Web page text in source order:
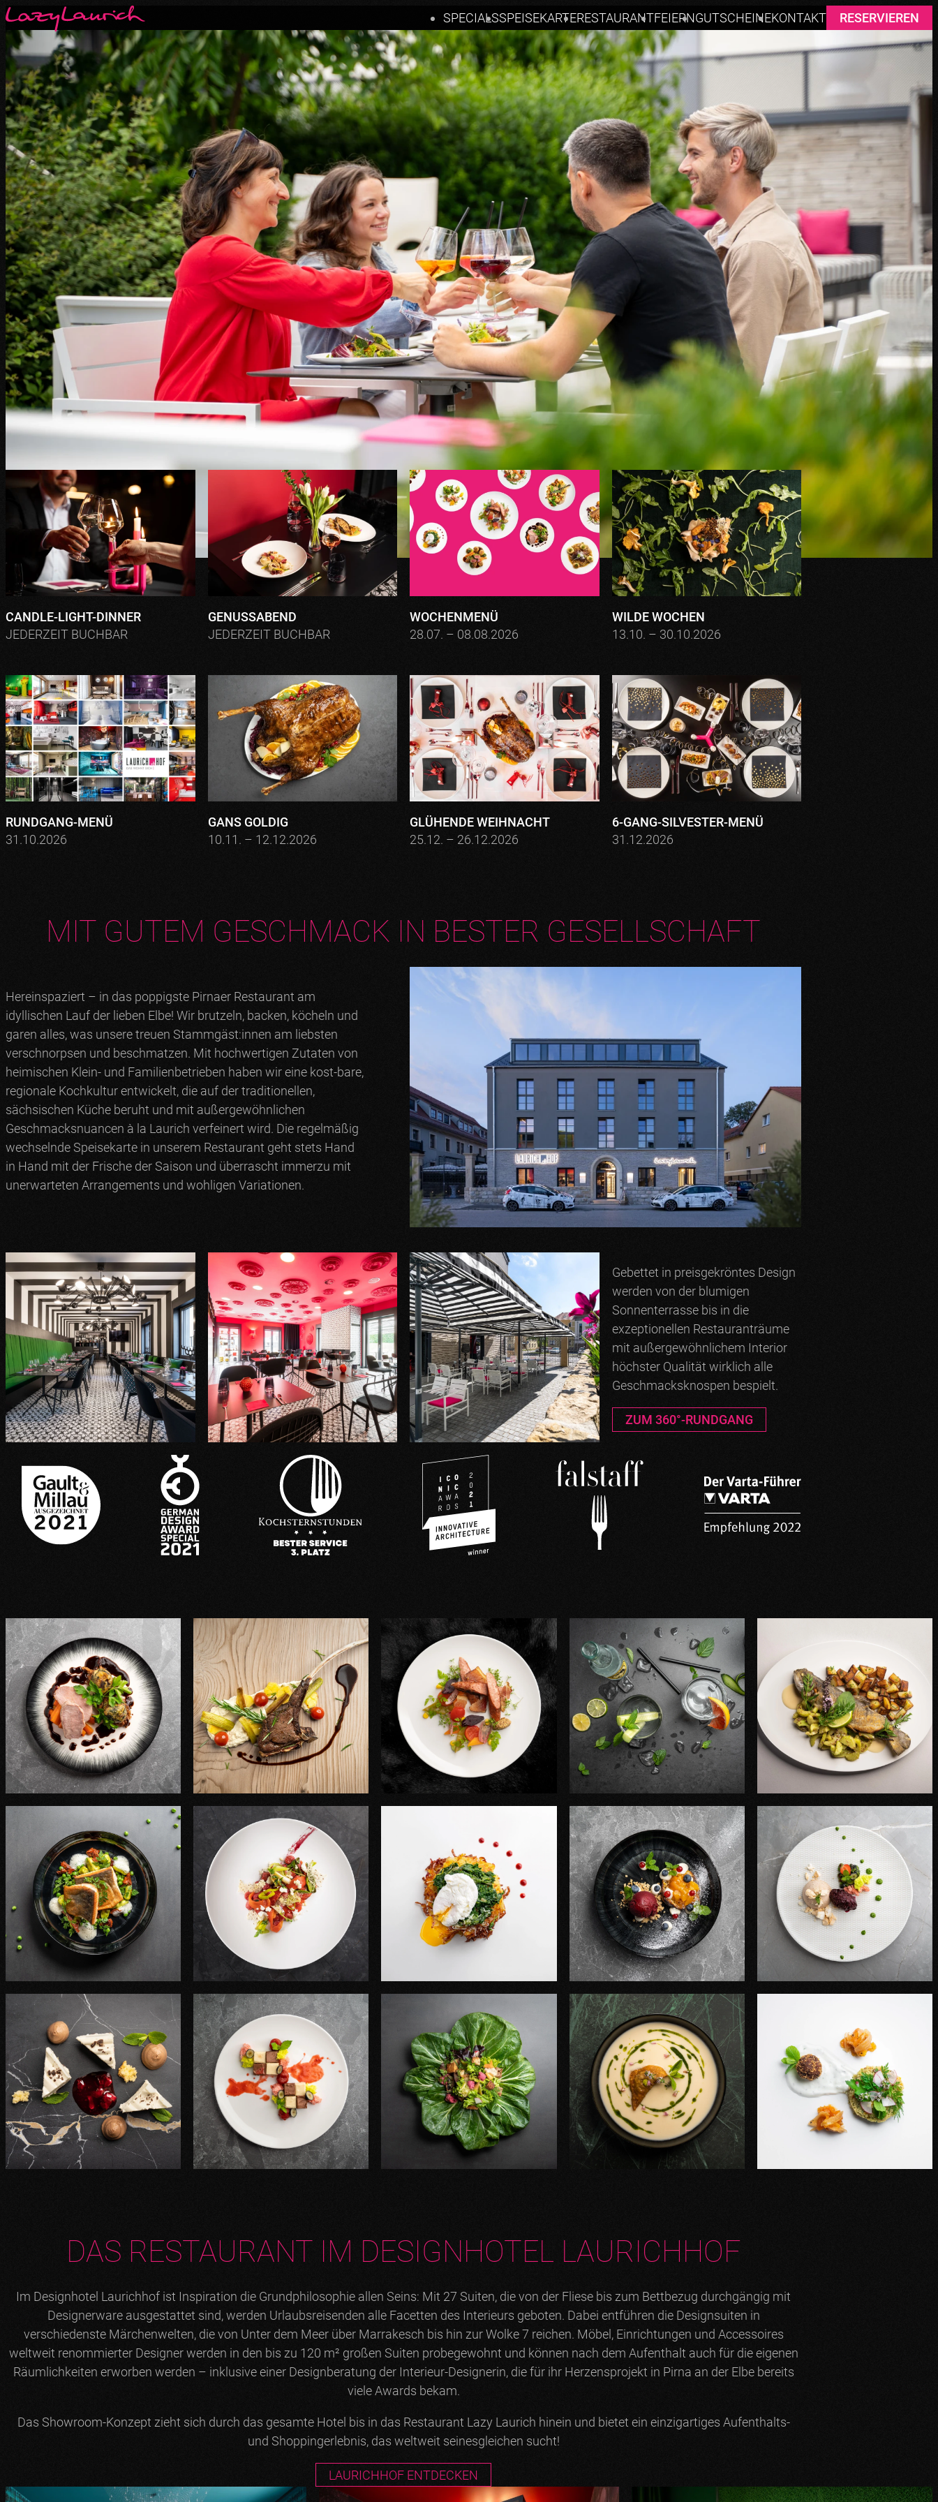
SPECIALSSPEISEKARTERESTAURANTFEIERNGUTSCHEINEKONTAKT RESERVIEREN
CANDLE-LIGHT-DINNER
JEDERZEIT BUCHBAR
GENUSSABEND
JEDERZEIT BUCHBAR
WOCHENMENÜ
28.07. – 08.08.2026
WILDE WOCHEN
13.10. – 30.10.2026
RUNDGANG-MENÜ
31.10.2026
GANS GOLDIG
10.11. – 12.12.2026
GLÜHENDE WEIHNACHT
25.12. – 26.12.2026
6-GANG-SILVESTER-MENÜ
31.12.2026
MIT GUTEM GESCHMACK IN BESTER GESELLSCHAFT
Hereinspaziert – in das poppigste Pirnaer Restaurant am
idyllischen Lauf der lieben Elbe! Wir brutzeln, backen, köcheln und
garen alles, was unsere treuen Stammgäst:innen am liebsten
verschnorpsen und beschmatzen. Mit hochwertigen Zutaten von
heimischen Klein- und Familienbetrieben haben wir eine kost-bare,
regionale Kochkultur entwickelt, die auf der traditionellen,
sächsischen Küche beruht und mit außergewöhnlichen
Geschmacksnuancen à la Laurich verfeinert wird. Die regelmäßig
wechselnde Speisekarte in unserem Restaurant geht stets Hand
in Hand mit der Frische der Saison und überrascht immerzu mit
unerwarteten Arrangements und wohligen Variationen.
Gebettet in preisgekröntes Design
werden von der blumigen
Sonnenterrasse bis in die
exzeptionellen Restauranträume
mit außergewöhnlichem Interior
höchster Qualität wirklich alle
Geschmacksknospen bespielt.
ZUM 360°-RUNDGANG
DAS RESTAURANT IM DESIGNHOTEL LAURICHHOF
Im Designhotel Laurichhof ist Inspiration die Grundphilosophie allen Seins: Mit 27 Suiten, die von der Fliese bis zum Bettbezug durchgängig mit
Designerware ausgestattet sind, werden Urlaubsreisenden alle Facetten des Interieurs geboten. Dabei entführen die Designsuiten in
verschiedenste Märchenwelten, die von Unter dem Meer über Marrakesch bis hin zur Wolke 7 reichen. Möbel, Einrichtungen und Accessoires
weltweit renommierter Designer werden in den bis zu 120 m² großen Suiten probegewohnt und können nach dem Aufenthalt auch für die eigenen
Räumlichkeiten erworben werden – inklusive einer Designberatung der Interieur-Designerin, die für ihr Herzensprojekt in Pirna an der Elbe bereits
viele Awards bekam.
Das Showroom-Konzept zieht sich durch das gesamte Hotel bis in das Restaurant Lazy Laurich hinein und bietet ein einzigartiges Aufenthalts-
und Shoppingerlebnis, das weltweit seinesgleichen sucht!
LAURICHHOF ENTDECKEN